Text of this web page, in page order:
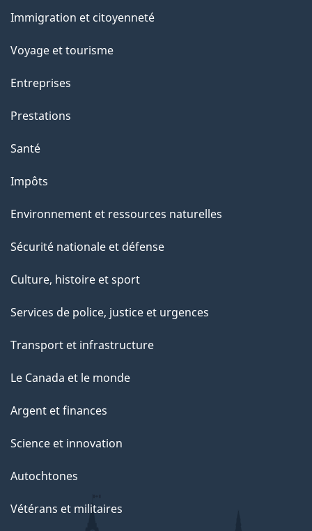
e
t
e
a
g
sujets
Immigration et citoyenneté
Voyage et tourisme
Entreprises
Prestations
Santé
Impôts
Environnement et ressources naturelles
Sécurité nationale et défense
Culture, histoire et sport
Services de police, justice et urgences
Transport et infrastructure
Le Canada et le monde
Argent et finances
Science et innovation
Autochtones
Vétérans et militaires